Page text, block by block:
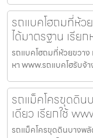
รถแบคโฮถมที่ห้ว
ได้มาตรฐาน เรีย
รถแบคโฮถมที่ห้วยขวาง
หา www.รถแบคโฮรับจ้
รถแม็คโครขุดดิน
เดียว เรียกใช้
รถแม็คโครขุดดินบางพลั